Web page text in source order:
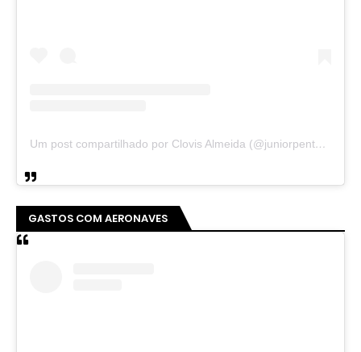
Um post compartilhado por Clovis Almeida (@juniorpentecoste01)
GASTOS COM AERONAVES